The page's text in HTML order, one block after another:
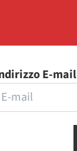
E-mail